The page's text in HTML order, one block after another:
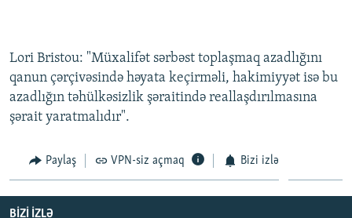
Lori Bristou: "Müxalifət sərbəst toplaşmaq azadlığını
qanun çərçivəsində həyata keçirməli, hakimiyyət isə bu
azadlığın təhülkəsizlik şəraitində reallaşdırılmasına
şərait yaratmalıdır".
Paylaş VPN-siz açmaq Bizi izlə
BIZI IZLƏ